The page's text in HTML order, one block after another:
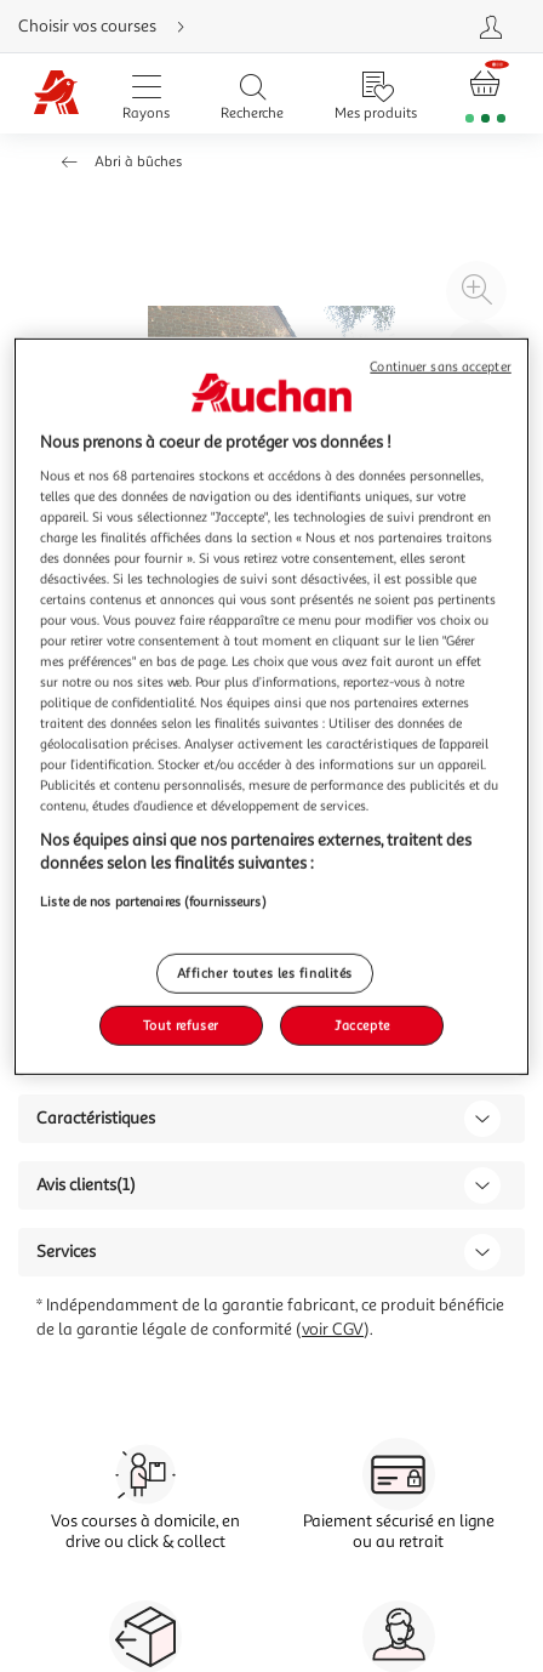
Aller
directement
au
contenu
Aller
directement
Aller
d'aide
Choisir vos courses
Rayons Recherche Mes produits
Abri à bûches
à
Illustration
précédente
Illustration
suivante
3.0 (1)
FOREST STYLE
Bûcher Bois - 4m3 - MEMPHIS XL
Ce bucher MENPHIS est étroit pour ne pas prendre trop de
place tout en permettant un stockage de 4 m3 de bois.
En savoir +
Garantie fabricant: 3 ans *
Description
Caractéristiques
Avis clients(1)
Services
* Indépendamment de la garantie fabricant, ce produit bénéficie
de la garantie légale de conformité (voir CGV).
Vos courses à domicile, en
drive ou click & collect
Paiement sécurisé en ligne
ou au retrait
Nous prenons à coeur de protéger vos données !
Nous et nos 68 partenaires stockons et accédons à des données personnelles,
telles que des données de navigation ou des identifiants uniques, sur votre
appareil. Si vous sélectionnez "J'accepte", les technologies de suivi prendront en
charge les finalités affichées dans la section « Nous et nos partenaires traitons
des données pour fournir ». Si vous retirez votre consentement, elles seront
désactivées. Si les technologies de suivi sont désactivées, il est possible que
certains contenus et annonces qui vous sont présentés ne soient pas pertinents
pour vous. Vous pouvez faire réapparaître ce menu pour modifier vos choix ou
pour retirer votre consentement à tout moment en cliquant sur le lien "Gérer
mes préférences" en bas de page. Les choix que vous avez fait auront un effet
sur notre ou nos sites web. Pour plus d’informations, reportez-vous à notre
politique de confidentialité. Nos équipes ainsi que nos partenaires externes
traitent des données selon les finalités suivantes : Utiliser des données de
géolocalisation précises. Analyser activement les caractéristiques de l’appareil
pour l’identification. Stocker et/ou accéder à des informations sur un appareil.
Publicités et contenu personnalisés, mesure de performance des publicités et du
contenu, études d’audience et développement de services.
Nos équipes ainsi que nos partenaires externes, traitent des
données selon les finalités suivantes :
Liste de nos partenaires (fournisseurs)
Afficher toutes les finalités
Tout refuser J'accepte
Continuer sans accepter